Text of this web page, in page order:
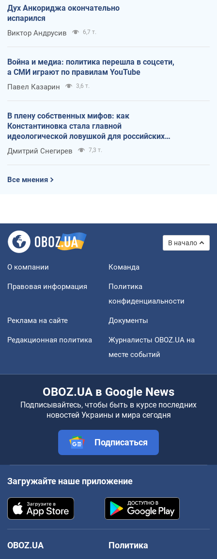
Дух Анкориджа окончательно
испарился
Виктор Андрусив 6,7 т.
Война и медиа: политика перешла в соцсети,
а СМИ играют по правилам YouTube
Павел Казарин 3,6 т.
В плену собственных мифов: как
Константиновка стала главной
идеологической ловушкой для российских
оккупантов
Дмитрий Снегирев 7,3 т.
Все мнения
В начало
О компании Команда
Правовая информация
Политика
конфиденциальности
Реклама на сайте Документы
Редакционная политика
Журналисты OBOZ.UA на
месте событий
OBOZ.UA в Google News
Подписывайтесь, чтобы быть в курсе последних
новостей Украины и мира сегодня
Подписаться
Загружайте наше приложение
OBOZ.UA
Политика